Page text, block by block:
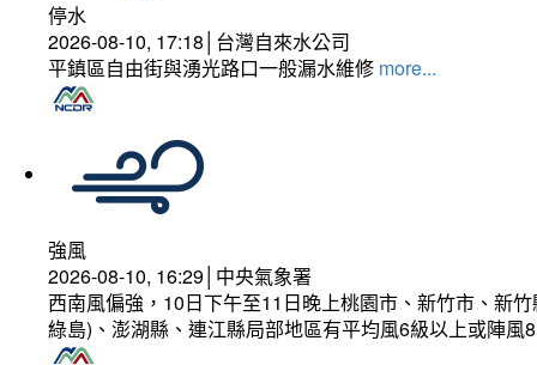
停水
2026-08-10, 17:18│台灣自來水公司
平鎮區自由街與湧光路口一般漏水維修 more...
強風
2026-08-10, 16:29│中央氣象署
西南風偏強，10日下午至11日晚上桃園市、新竹市、新
綠島)、澎湖縣、連江縣局部地區有平均風6級以上或陣